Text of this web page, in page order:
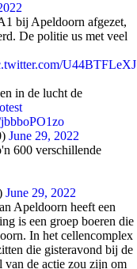
bij Apeldoorn afgezet,
De politie us met veel
U44BTFLeXJ
en in de lucht de
June 29, 2022
600 verschillende
June 29, 2022
Apeldoorn heeft een
is een groep boeren die
In het cellencomplex
die gisteravond bij de
van de actie zou zijn om